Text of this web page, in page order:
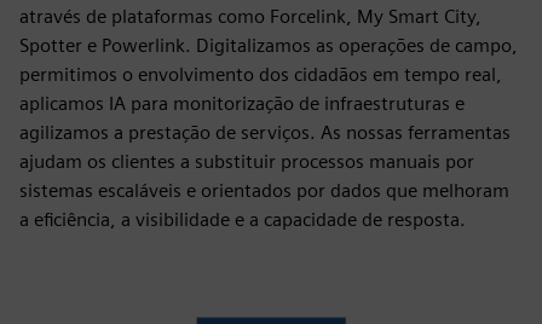
através de plataformas como Forcelink, My Smart City,
Spotter e Powerlink. Digitalizamos as operações de campo,
permitimos o envolvimento dos cidadãos em tempo real,
aplicamos IA para monitorização de infraestruturas e
agilizamos a prestação de serviços. As nossas ferramentas
ajudam os clientes a substituir processos manuais por
sistemas escaláveis e orientados por dados que melhoram
a eficiência, a visibilidade e a capacidade de resposta.